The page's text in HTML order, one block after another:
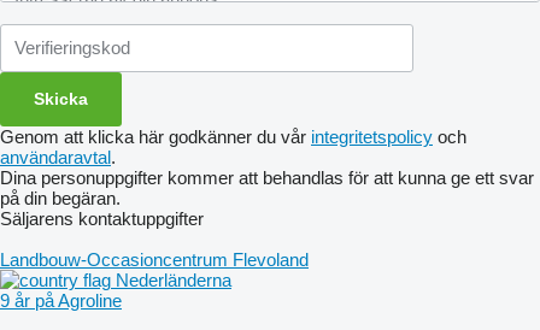
Genom att klicka här godkänner du vår integritetspolicy och
användaravtal.
Dina personuppgifter kommer att behandlas för att kunna ge ett svar
på din begäran.
Säljarens kontaktuppgifter
Landbouw-Occasioncentrum Flevoland
Nederländerna
9 år på Agroline